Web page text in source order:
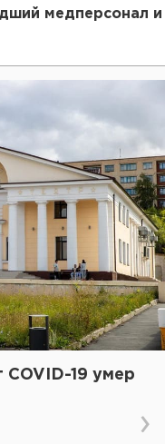
медперсонал и
COVID-19 умер